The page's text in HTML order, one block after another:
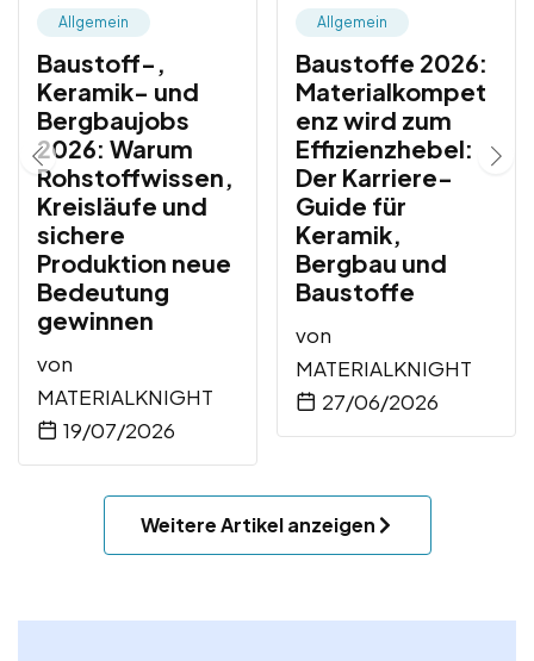
Allgemein
Baustoff-,
Keramik- und
Bergbaujobs
2026: Warum
Rohstoffwissen,
Kreisläufe und
sichere
Produktion neue
Bedeutung
gewinnen
von
MATERIALKNIGHT
19/07/2026
Allgemein
Baustoffe 2026:
Materialkompet
enz wird zum
Effizienzhebel:
Der Karriere-
Guide für
Keramik,
Bergbau und
Baustoffe
von
MATERIALKNIGHT
27/06/2026
Weitere Artikel anzeigen